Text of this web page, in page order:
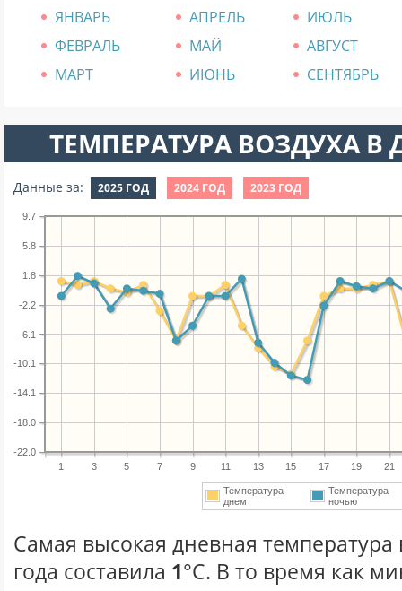
ЯНВАРЬ АПРЕЛЬ
ИЮЛЬ
ФЕВРАЛЬ
МАЙ
АВГУСТ
МАРТ
ИЮНЬ СЕНТЯБРЬ
ТЕМПЕРАТУРА ВОЗДУХА В
Данные за: 2025 ГОД 2024 ГОД 2023 ГОД
1 3 5 7 9 11 13 15 17 19 21
-22.0
-18.0
-14.1
-10.1
-6.1
-2.2
1.8
5.8
9.7
Температура
днем
Температура
ночью
Самая высокая дневная температура
года составила 1°С. В то время как